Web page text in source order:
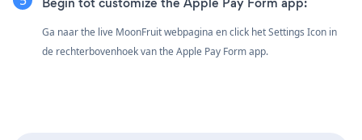
Ga naar the live MoonFruit webpagina en click het Settings Icon in
de rechterbovenhoek van the Apple Pay Form app.